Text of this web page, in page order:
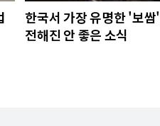
한국서 가장 유명한 '보
전해진 안 좋은 소식